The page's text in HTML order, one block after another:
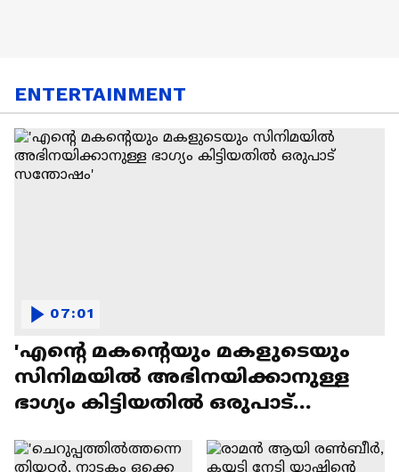
ENTERTAINMENT
'എന്റെ മകന്റെയും മകളുടെയും
സിനിമയിൽ അഭിനയിക്കാനുള്ള
ഭാഗ്യം കിട്ടിയതിൽ ഒരുപാട്
07:01